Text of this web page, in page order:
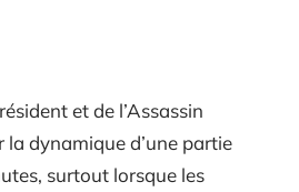
et de l’Assassin
la dynamique d’une partie
surtout lorsque les